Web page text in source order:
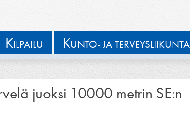
KILPAILU KUNTO- JA TERVEYSLIIKUNTA
juoksi 10000 metrin SE:n